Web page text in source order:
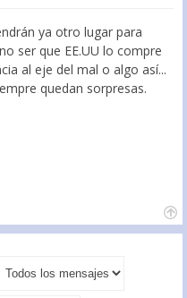
ya otro lugar para
ser que EE.UU lo compre
al eje del mal o algo así...
quedan sorpresas.